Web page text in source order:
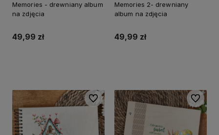
Memories - drewniany album
na zdjęcia
49,99 zł
Memories 2- drewniany
album na zdjęcia
49,99 zł
Do ulubionych Do